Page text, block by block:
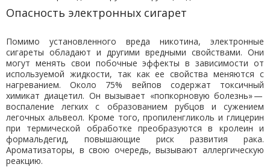
Опасность электронных сигарет
Помимо установленного вреда никотина, электронные
сигареты обладают и другими вредными свойствами. Они
могут менять свои побочные эффекты в зависимости от
используемой жидкости, так как ее свойства меняются с
нагреванием. Около 75% вейпов содержат токсичный
химикат диацетил. Он вызывает «попкорновую болезнь» —
воспаление легких с образованием рубцов и сужением
легочных альвеол. Кроме того, пропиленгликоль и глицерин
при термической обработке преобразуются в кролеин и
формальдегид, повышающие риск развития рака.
Ароматизаторы, в свою очередь, вызывают аллергическую
реакцию.